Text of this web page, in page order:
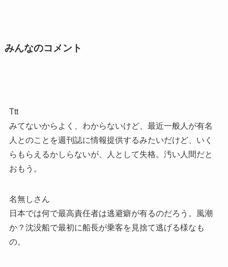
みんなのコメント
Ttt
みてないからよく、わからないけど、最近一般人が有名
人とのことを週刊誌に情報提供するみたいだけど、いく
らもらえるかしらないが、人として失格。汚い人間だと
おもう。
名無しさん
日本では何で最高責任者は逃避癖が有るのだろう。風潮
か？沈没船で最初に船長が乗客を見捨て逃げる様なも
の。